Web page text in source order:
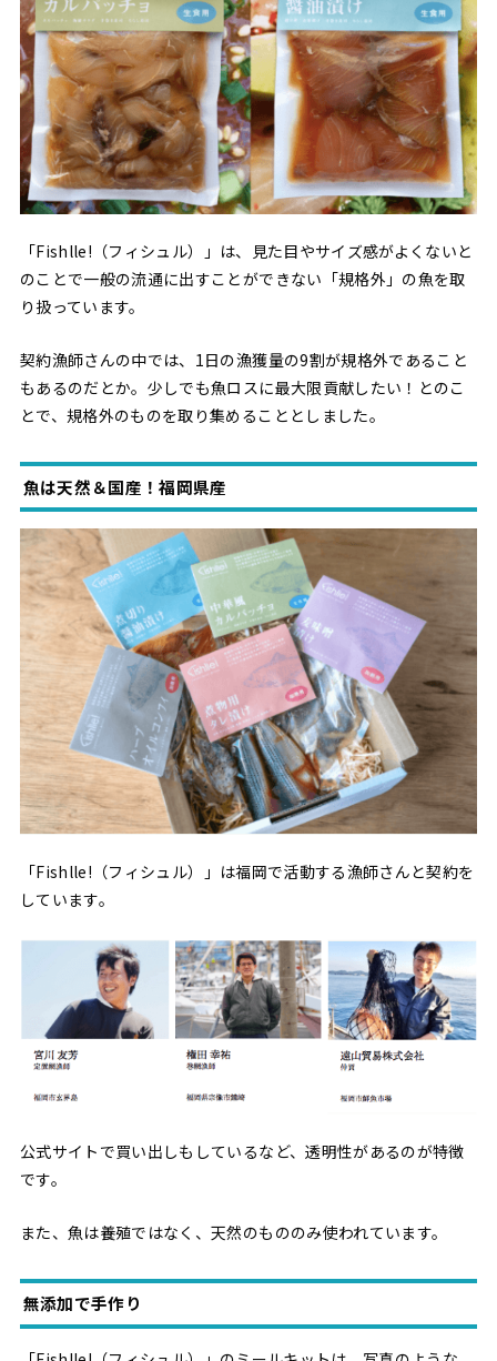
「Fishlle!（フィシュル）」は、見た目やサイズ感がよくないと
のことで一般の流通に出すことができない「規格外」の魚を取
り扱っています。
契約漁師さんの中では、1日の漁獲量の9割が規格外であること
もあるのだとか。少しでも魚ロスに最大限貢献したい！とのこ
とで、規格外のものを取り集めることとしました。
魚は天然＆国産！福岡県産
「Fishlle!（フィシュル）」は福岡で活動する漁師さんと契約を
しています。
公式サイトで買い出しもしているなど、透明性があるのが特徴
です。
また、魚は養殖ではなく、天然のもののみ使われています。
無添加で手作り